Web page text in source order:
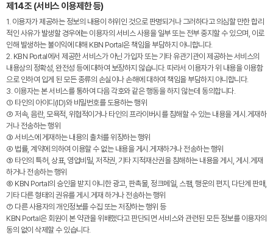
제14조 (서비스 이용제한 등)
1. 이용자가 제공하는 정보의 내용이 허위인 것으로 판명되거나 그러하다고 의심할 만한 합리
적인 사유가 발생할 경우에는 이용자의 서비스 사용을 일부 또는 전부 중지할 수 있으며, 이로
인해 발생하는 불이익에 대해 KBN Portal은 책임을 부담하지 아니합니다.
2. KBN Portal에서 제공한 서비스가 아닌 가입자 또는 기타 유관기관이 제공하는 서비스의
내용상의 정확성, 완전성 등에 대하여 보장하지 않습니다. 따라서 이용자가 위 내용을 이용함
으로 인하여 입게 된 모든 종류의 손실이나 손해에 대하여 책임을 부담하지 아니합니다.
3. 이용자는 본 서비스를 통하여 다음 각호와 같은 행동을 하지 않는데 동의합니다.
① 타인의 아이디(ID)와 비밀번호를 도용하는 행위
② 저속, 음란, 모욕적, 위협적이거나 타인의 프라이버시를 침해할 수 있는 내용을 게시․게재하
거나 전송하는 행위
③ 서비스에 게재하는 내용의 출처를 위장하는 행위
④ 법률, 계약에 의하여 이용할 수 없는 내용을 게시․게재하거나 전송하는 행위
⑤ 타인의 특허, 상표, 영업비밀, 저작권, 기타 지적재산권을 침해하는 내용을 게시, 게시․게재
하거나 전송하는 행위
⑥ KBN Portal의 승인을 받지 아니한 광고, 판촉물, 정크메일, 스팸, 행운의 편지, 다단계 판매,
기타 다른 형태의 권유를 게시․게재 하거나 전송하는 행위
⑦ 다른 사용자의 개인정보를 수집 또는 저장하는 행위 등
KBN Portal은 회원이 본 약관을 위배했다고 판단되면 서비스와 관련된 모든 정보를 이용자의
동의 없이 삭제할 수 있습니다.